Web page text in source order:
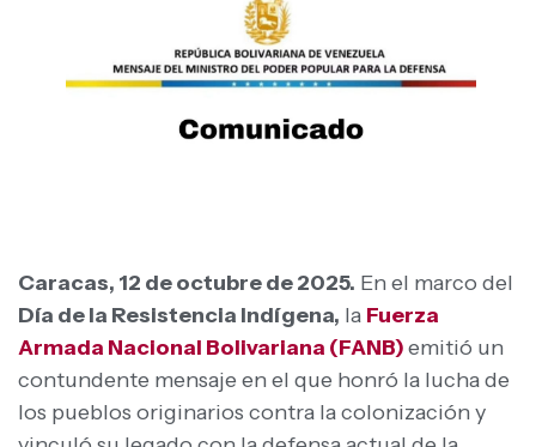
Caracas, 12 de octubre de 2025. En el marco del
Día de la Resistencia Indígena, la Fuerza
Armada Nacional Bolivariana (FANB)emitió un
contundente mensaje en el que honró la lucha de
los pueblos originarios contra la colonización y